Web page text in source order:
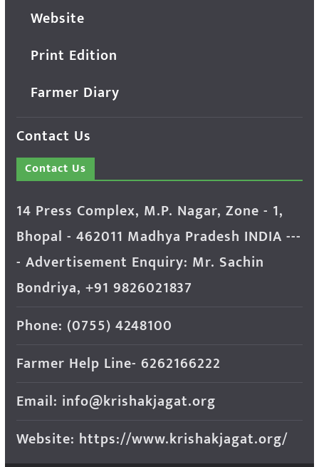
Website
Print Edition
Farmer Diary
Contact Us
Contact Us
14 Press Complex, M.P. Nagar, Zone - 1,
Bhopal - 462011 Madhya Pradesh INDIA ---
- Advertisement Enquiry: Mr. Sachin
Bondriya, +91 9826021837
Phone: (0755) 4248100
Farmer Help Line- 6262166222
Email: info@krishakjagat.org
Website: https://www.krishakjagat.org/